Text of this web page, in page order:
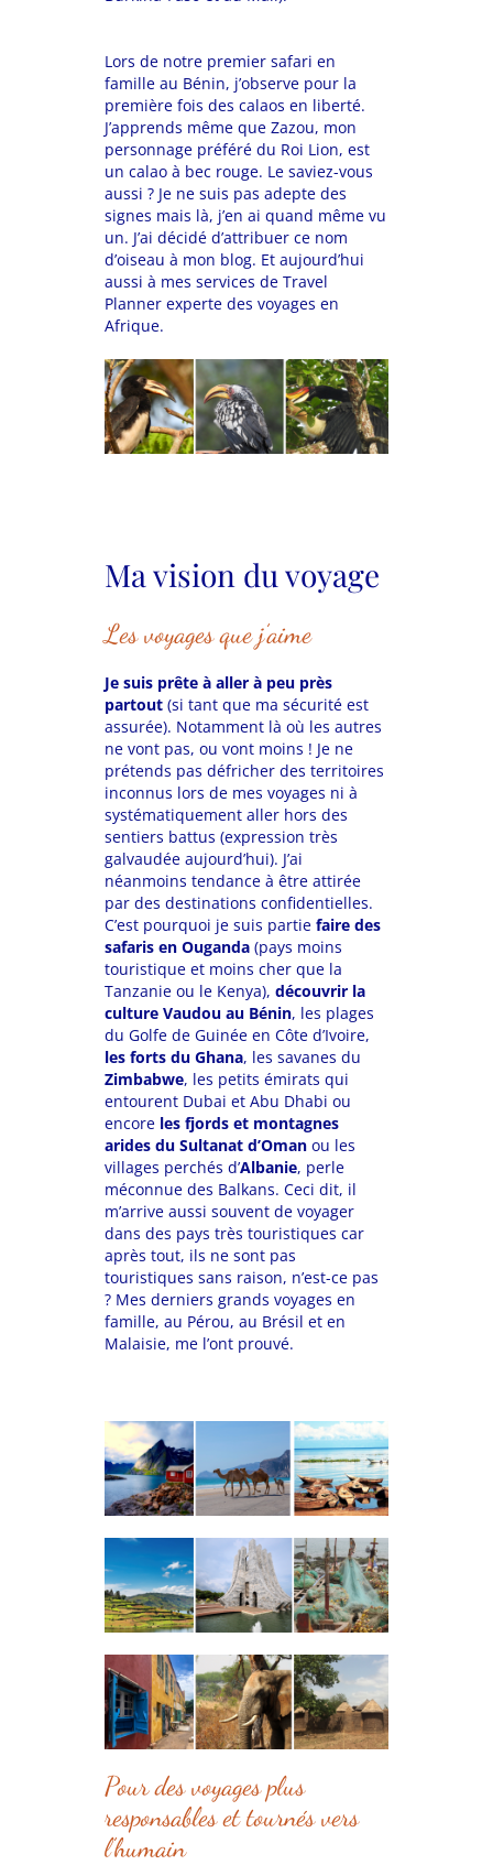
Lors de notre premier safari en
famille au Bénin, j’observe pour la
première fois des calaos en liberté.
J’apprends même que Zazou, mon
personnage préféré du Roi Lion, est
un calao à bec rouge. Le saviez-vous
aussi ? Je ne suis pas adepte des
signes mais là, j’en ai quand même vu
un. J’ai décidé d’attribuer ce nom
d’oiseau à mon blog. Et aujourd’hui
aussi à mes services de Travel
Planner experte des voyages en
Afrique.
Ma vision du voyage
Les voyages que j’aime
Je suis prête à aller à peu près
partout (si tant que ma sécurité est
assurée). Notamment là où les autres
ne vont pas, ou vont moins ! Je ne
prétends pas défricher des territoires
inconnus lors de mes voyages ni à
systématiquement aller hors des
sentiers battus (expression très
galvaudée aujourd’hui). J’ai
néanmoins tendance à être attirée
par des destinations confidentielles.
C’est pourquoi je suis partie faire des
safaris en Ouganda (pays moins
touristique et moins cher que la
Tanzanie ou le Kenya), découvrir la
culture Vaudou au Bénin, les plages
du Golfe de Guinée en Côte d’Ivoire,
les forts du Ghana, les savanes du
Zimbabwe, les petits émirats qui
entourent Dubai et Abu Dhabi ou
encore les fjords et montagnes
arides du Sultanat d’Oman ou les
villages perchés d’Albanie, perle
méconnue des Balkans. Ceci dit, il
m’arrive aussi souvent de voyager
dans des pays très touristiques car
après tout, ils ne sont pas
touristiques sans raison, n’est-ce pas
? Mes derniers grands voyages en
famille, au Pérou, au Brésil et en
Malaisie, me l’ont prouvé.
Pour des voyages plus
responsables et tournés vers
l’humain